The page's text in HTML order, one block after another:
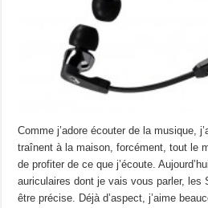
Comme j’adore écouter de la musique,
traînent à la maison, forcément, tout le
de profiter de ce que j’écoute.
auriculaires dont je vais vous parler, les
être précise. Déjà d’aspect, j’aime